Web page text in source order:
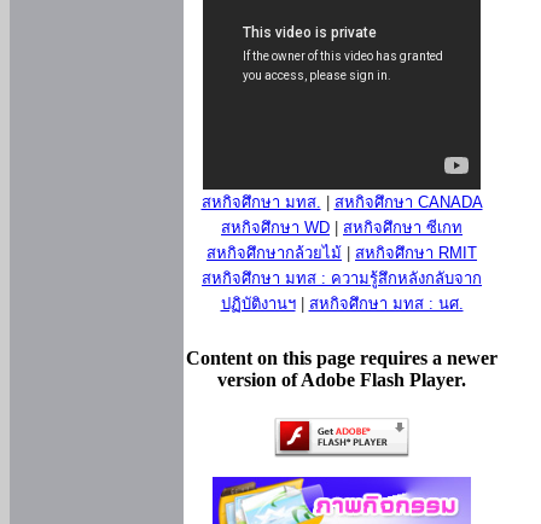
สหกิจศึกษา มทส.
สหกิจศึกษา CANADA
สหกิจศึกษา WD
สหกิจศึกษา ซีเกท
สหกิจศึกษากล้วยไม้
สหกิจศึกษา RMIT
สหกิจศึกษา มทส : ความรู้สึกหลังกลับจาก
ปฏิบัติงานฯ| สหกิจศึกษา มทส : นศ.
Content on this page requires a newer
version of Adobe Flash Player.